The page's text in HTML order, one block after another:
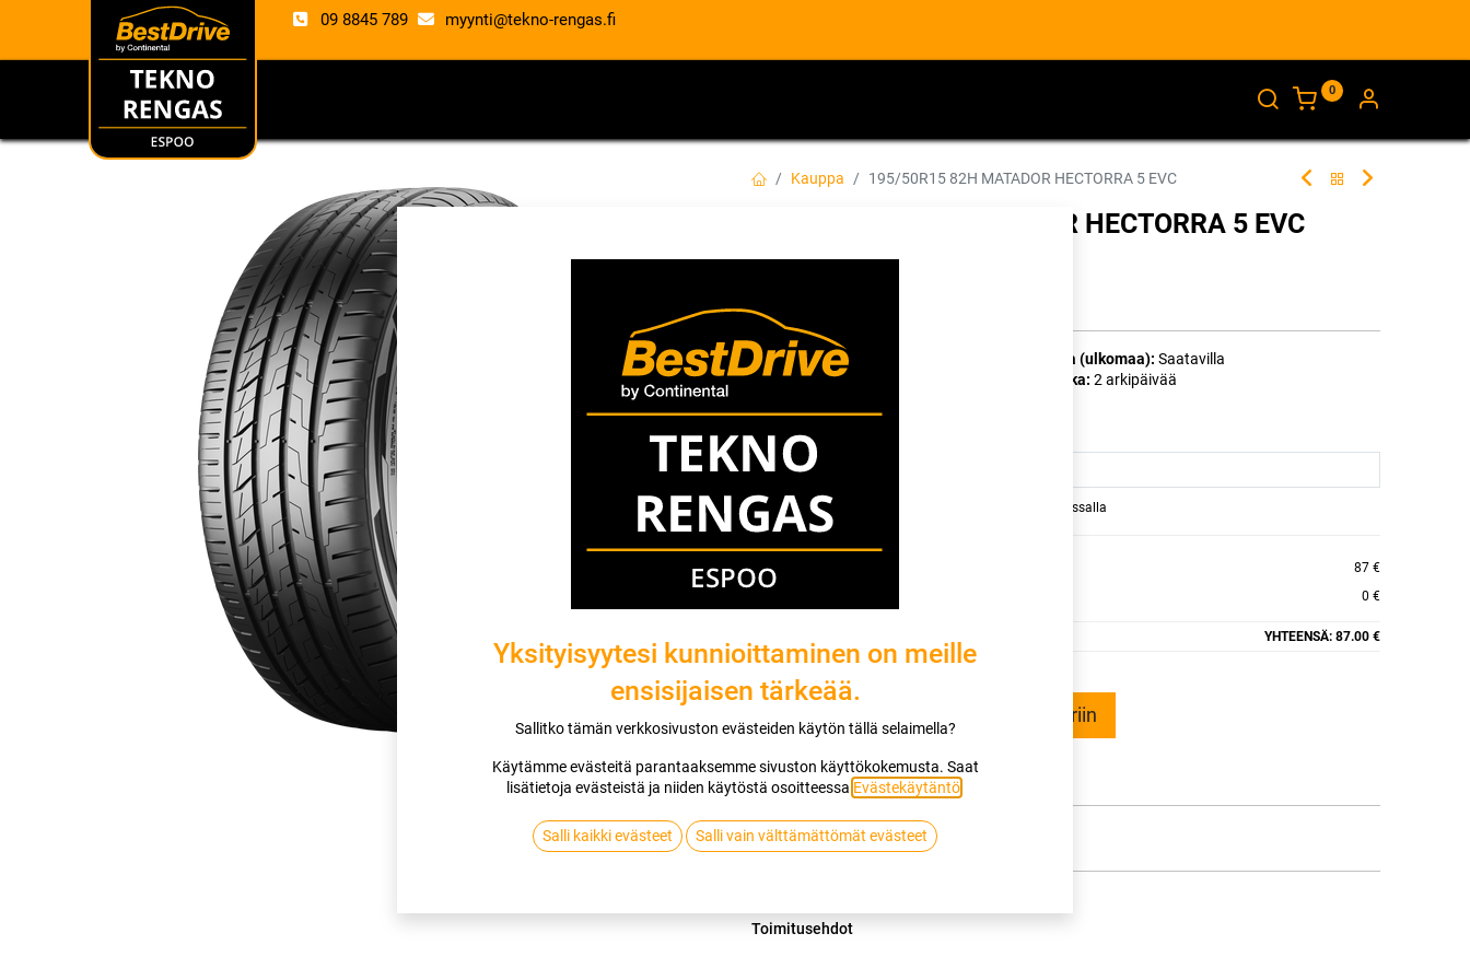
09 8845 789 myynti@tekno-rengas.fi
0
Kauppa 195/50R15 82H MATADOR HECTORRA 5 EVC
195/50R15 82H MATADOR HECTORRA 5 EVC
EAN:4050496004194
Heti saatavilla: Toimittajilla (ulkomaa): Saatavilla
Toimitusaika: 2 arkipäivää
Asennuspalvelu
Mikäli valitset asennuksen, pääset varaamaan ajan kassalla
1 X 195/50R15 82H MATADOR HECTORRA 5 EVC
87 €
0 €
YHTEENSÄ: 87.00 €
Lisää ostoskoriin
Vertaa Lisää toivelistalle
MATADOR
Toimitusehdot
Yksityisyytesi kunnioittaminen on meille
ensisijaisen tärkeää.
Sallitko tämän verkkosivuston evästeiden käytön tällä selaimella?
Käytämme evästeitä parantaaksemme sivuston käyttökokemusta. Saat
lisätietoja evästeistä ja niiden käytöstä osoitteessa Evästekäytäntö.
Salli kaikki evästeet Salli vain välttämättömät evästeet